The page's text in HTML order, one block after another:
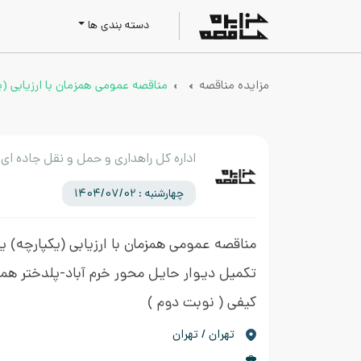
دسته بندی ها
مزایده مناقصه مناقصه عمومی همزمان با ارزیابی
اداره کل راهداری و حمل و نقل جاده
چهارشنبه : 1404/07/02
مناقصه عمومی همزمان با ارزیابی
تکمیل دیوار حایل محور خرم آباد-پلدختر
کیفی( نوبت دوم )
تهران / تهران